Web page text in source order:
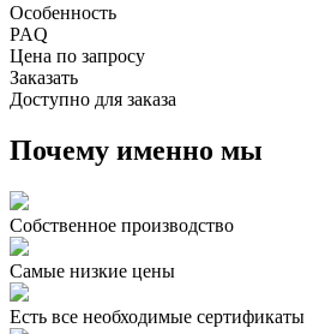
Особенность
PAQ
Цена по запросу
Заказать
Доступно для заказа
Почему именно мы
Собственное производство
Самые низкие цены
Есть все необходимые сертификаты